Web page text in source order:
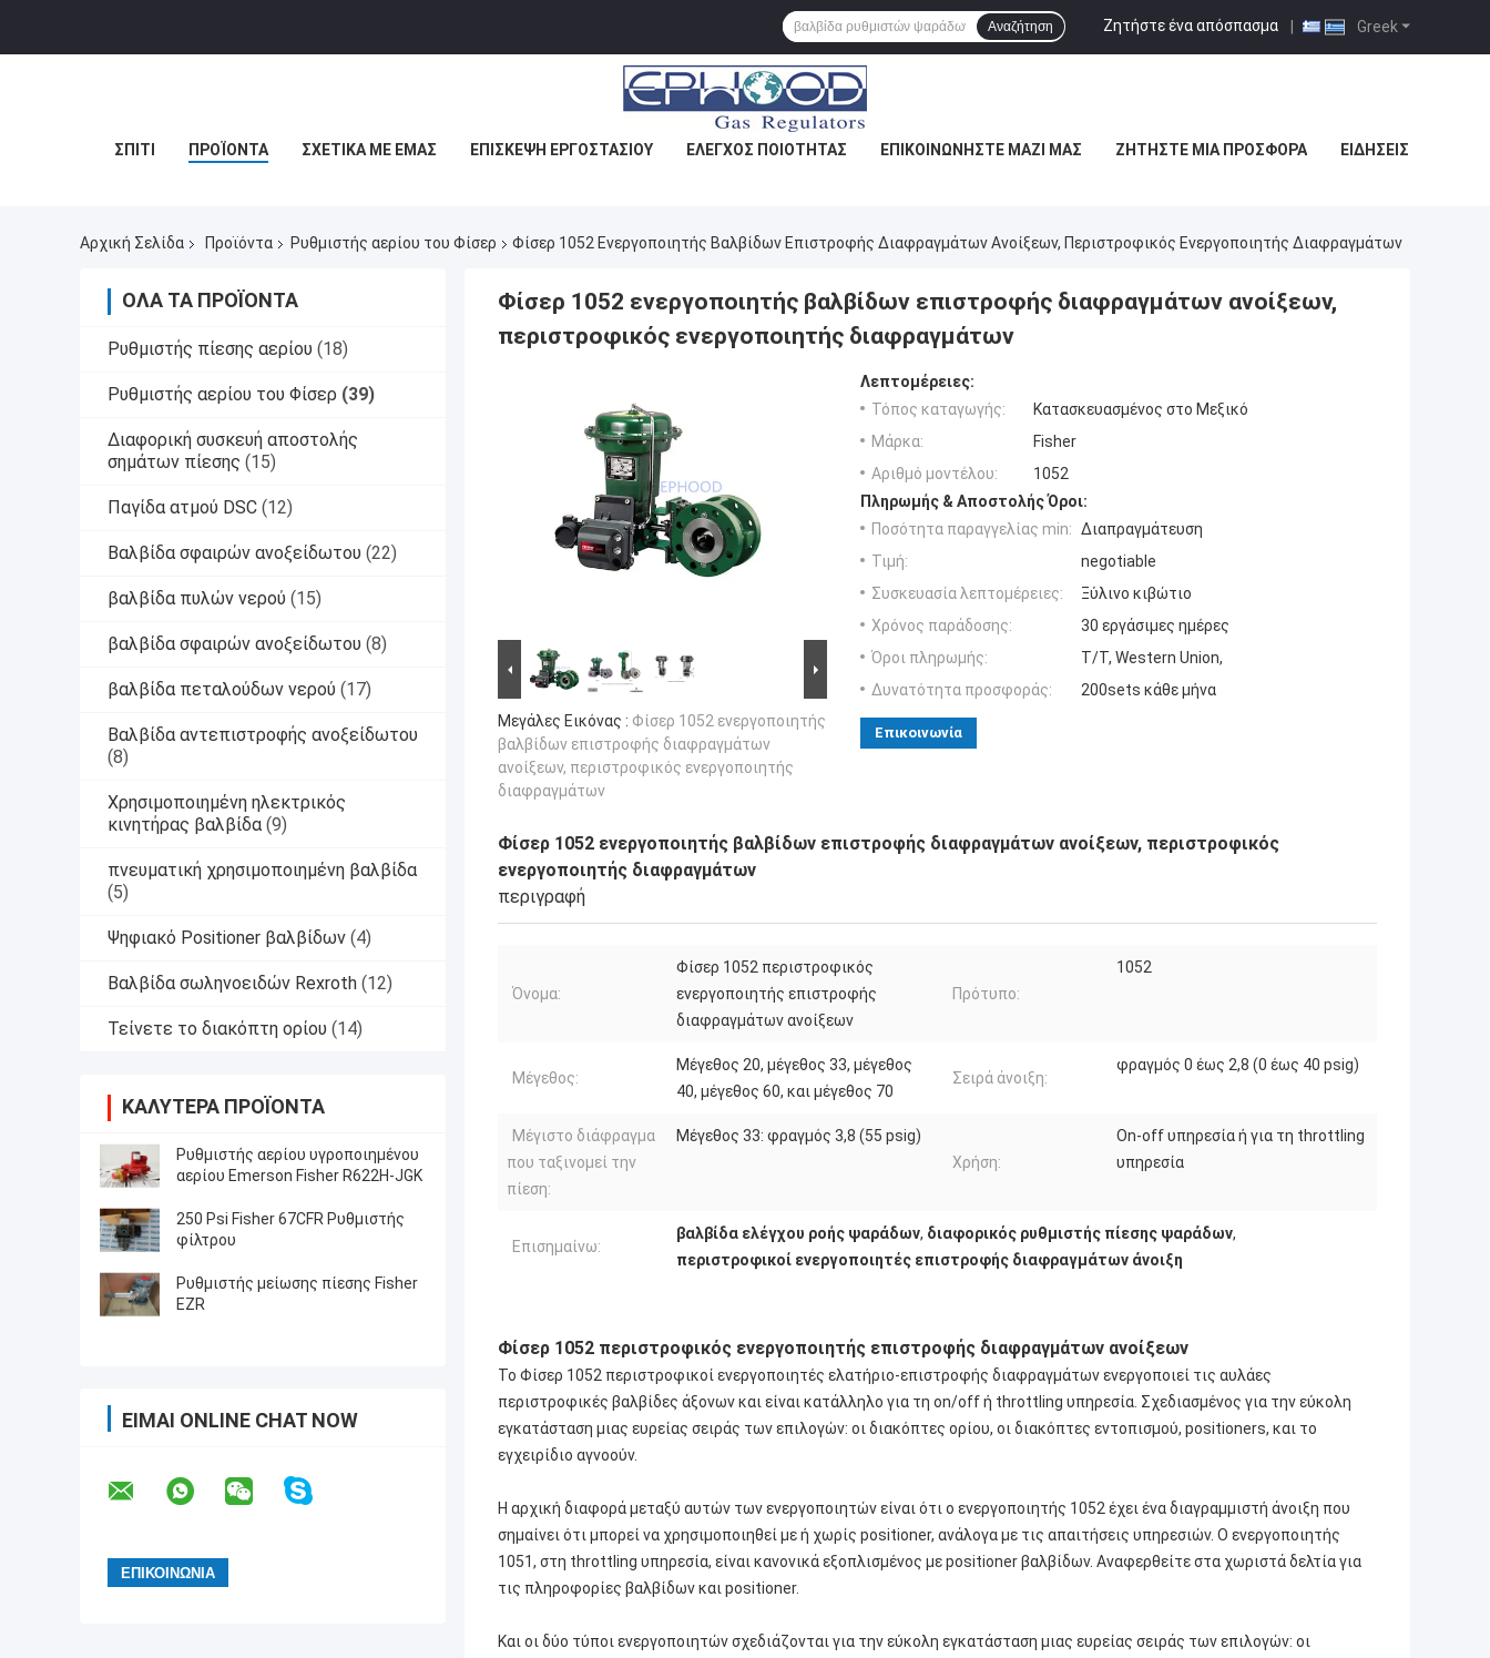
Greek
Ζητήστε ένα απόσπασμα |
Αναζήτηση
ΣΠΊΤΙ ΠΡΟΪΌΝΤΑ ΣΧΕΤΙΚΆ ΜΕ ΕΜΆΣ ΕΠΙΣΚΕΨΉ ΕΡΓΟΣΤΑΣΊΟΥ ΈΛΕΓΧΟΣ ΠΟΙΌΤΗΤΑΣ ΕΠΙΚΟΙΝΩΝΉΣΤΕ ΜΑΖΊ ΜΑΣ ΖΗΤΉΣΤΕ ΜΙΑ ΠΡΟΣΦΟΡΆ ΕΙΔΉΣΕΙΣ
Αρχική Σελίδα Προϊόντα Ρυθμιστής αερίου του Φίσερ Φίσερ 1052 Ενεργοποιητής Βαλβίδων Επιστροφής Διαφραγμάτων Ανοίξεων, Περιστροφικός Ενεργοποιητής Διαφραγμάτων
ΌΛΑ ΤΑ ΠΡΟΪΌΝΤΑ
Ρυθμιστής πίεσης αερίου (18)
Ρυθμιστής αερίου του Φίσερ (39)
Διαφορική συσκευή αποστολής
σημάτων πίεσης (15)
Παγίδα ατμού DSC (12)
Βαλβίδα σφαιρών ανοξείδωτου (22)
βαλβίδα πυλών νερού (15)
βαλβίδα σφαιρών ανοξείδωτου (8)
βαλβίδα πεταλούδων νερού (17)
Βαλβίδα αντεπιστροφής ανοξείδωτου
(8)
Χρησιμοποιημένη ηλεκτρικός
κινητήρας βαλβίδα (9)
πνευματική χρησιμοποιημένη βαλβίδα
(5)
Ψηφιακό Positioner βαλβίδων (4)
Βαλβίδα σωληνοειδών Rexroth (12)
Τείνετε το διακόπτη ορίου (14)
ΚΑΛΎΤΕΡΑ ΠΡΟΪΌΝΤΑ
Ρυθμιστής αερίου υγροποιημένου
αερίου Emerson Fisher R622H-JGK
250 Psi Fisher 67CFR Ρυθμιστής
φίλτρου
Ρυθμιστής μείωσης πίεσης Fisher
EZR
ΕΊΜΑΙ ONLINE CHAT NOW
Φίσερ 1052 ενεργοποιητής βαλβίδων επιστροφής διαφραγμάτων ανοίξεων,
περιστροφικός ενεργοποιητής διαφραγμάτων
Μεγάλες Εικόνας : Φίσερ 1052 ενεργοποιητής
βαλβίδων επιστροφής διαφραγμάτων
ανοίξεων, περιστροφικός ενεργοποιητής
διαφραγμάτων
Λεπτομέρειες:
Τόπος καταγωγής:
Κατασκευασμένος στο Μεξικό
Μάρκα:
Fisher
Αριθμό μοντέλου:
1052
Πληρωμής & Αποστολής Όροι:
Ποσότητα παραγγελίας min: Διαπραγμάτευση
Τιμή:
negotiable
Συσκευασία λεπτομέρειες:
Ξύλινο κιβώτιο
Χρόνος παράδοσης:
30 εργάσιμες ημέρες
Όροι πληρωμής:
T/T, Western Union,
Δυνατότητα προσφοράς:
200sets κάθε μήνα
Επικοινωνία
Φίσερ 1052 ενεργοποιητής βαλβίδων επιστροφής διαφραγμάτων ανοίξεων, περιστροφικός
ενεργοποιητής διαφραγμάτων
περιγραφή
Όνομα:
Φίσερ 1052 περιστροφικός
ενεργοποιητής επιστροφής
διαφραγμάτων ανοίξεων
Πρότυπο:
1052
Μέγεθος:
Μέγεθος 20, μέγεθος 33, μέγεθος
40, μέγεθος 60, και μέγεθος 70
Σειρά άνοιξη:
φραγμός 0 έως 2,8 (0 έως 40 psig)
Μέγιστο διάφραγμα
που ταξινομεί την
πίεση:
Μέγεθος 33: φραγμός 3,8 (55 psig)
Χρήση:
On-off υπηρεσία ή για τη throttling
υπηρεσία
Επισημαίνω:
βαλβίδα ελέγχου ροής ψαράδων, διαφορικός ρυθμιστής πίεσης ψαράδων,
περιστροφικοί ενεργοποιητές επιστροφής διαφραγμάτων άνοιξη
Φίσερ 1052 περιστροφικός ενεργοποιητής επιστροφής διαφραγμάτων ανοίξεων
Το Φίσερ 1052 περιστροφικοί ενεργοποιητές ελατήριο-επιστροφής διαφραγμάτων ενεργοποιεί τις αυλάες
περιστροφικές βαλβίδες άξονων και είναι κατάλληλο για τη on/off ή throttling υπηρεσία. Σχεδιασμένος για την εύκολη
εγκατάσταση μιας ευρείας σειράς των επιλογών: οι διακόπτες ορίου, οι διακόπτες εντοπισμού, positioners, και το
εγχειρίδιο αγνοούν.
Η αρχική διαφορά μεταξύ αυτών των ενεργοποιητών είναι ότι ο ενεργοποιητής 1052 έχει ένα διαγραμμιστή άνοιξη που
σημαίνει ότι μπορεί να χρησιμοποιηθεί με ή χωρίς positioner, ανάλογα με τις απαιτήσεις υπηρεσιών. Ο ενεργοποιητής
1051, στη throttling υπηρεσία, είναι κανονικά εξοπλισμένος με positioner βαλβίδων. Αναφερθείτε στα χωριστά δελτία για
τις πληροφορίες βαλβίδων και positioner.
Και οι δύο τύποι ενεργοποιητών σχεδιάζονται για την εύκολη εγκατάσταση μιας ευρείας σειράς των επιλογών: οι